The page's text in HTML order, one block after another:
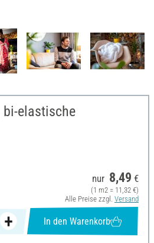
elastische
nur 8,49 €
(1 m2 = 11,32 €)
Alle Preise zzgl. Versand
In den Warenkorb